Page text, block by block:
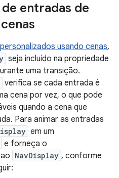
entradas de
usando cenas,
seja incluído na propriedade
uma transição.
verifica se cada entrada é
cena por vez, o que pode
quando a cena que
Para animar as entradas
em um
e forneça o
ao NavDisplay , conforme